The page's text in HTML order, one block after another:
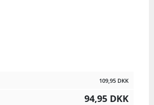
109,95 DKK
94,95 DKK